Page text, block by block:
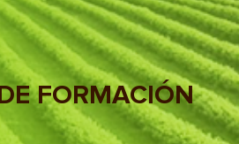
FORMACIÓN